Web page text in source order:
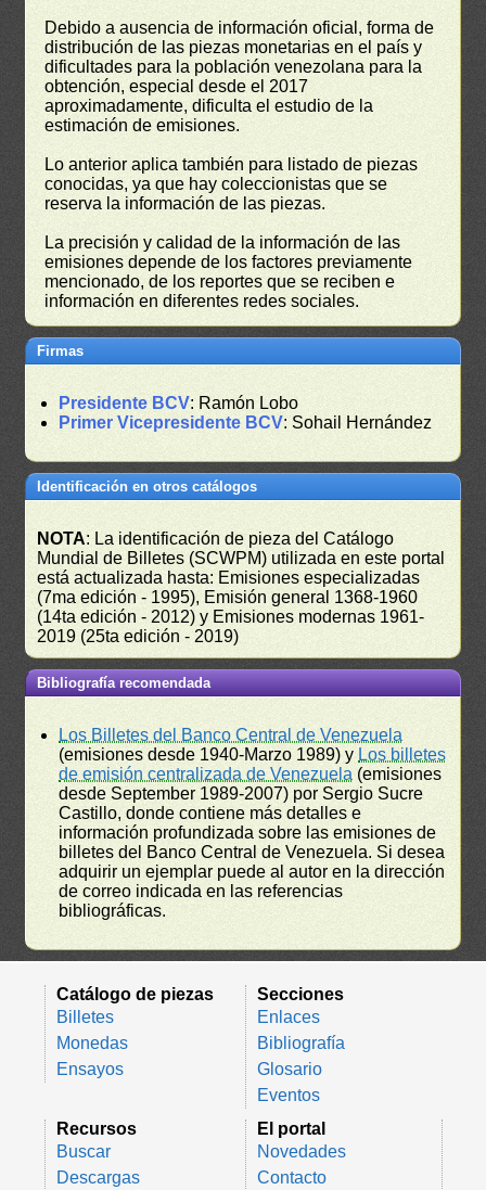
Debido a ausencia de información oficial, forma de
distribución de las piezas monetarias en el país y
dificultades para la población venezolana para la
obtención, especial desde el 2017
aproximadamente, dificulta el estudio de la
estimación de emisiones.
Lo anterior aplica también para listado de piezas
conocidas, ya que hay coleccionistas que se
reserva la información de las piezas.
La precisión y calidad de la información de las
emisiones depende de los factores previamente
mencionado, de los reportes que se reciben e
información en diferentes redes sociales.
Firmas
Presidente BCV: Ramón Lobo
Primer Vicepresidente BCV: Sohail Hernández
Identificación en otros catálogos
NOTA: La identificación de pieza del Catálogo
Mundial de Billetes (SCWPM) utilizada en este portal
está actualizada hasta: Emisiones especializadas
(7ma edición - 1995), Emisión general 1368-1960
(14ta edición - 2012) y Emisiones modernas 1961-
2019 (25ta edición - 2019)
Bibliografía recomendada
Los Billetes del Banco Central de Venezuela
(emisiones desde 1940-Marzo 1989) y Los billetes
de emisión centralizada de Venezuela (emisiones
desde September 1989-2007) por Sergio Sucre
Castillo, donde contiene más detalles e
información profundizada sobre las emisiones de
billetes del Banco Central de Venezuela. Si desea
adquirir un ejemplar puede al autor en la dirección
de correo indicada en las referencias
bibliográficas.
Catálogo de piezas
Billetes
Monedas
Ensayos
Secciones
Enlaces
Bibliografía
Glosario
Eventos
Recursos
Buscar
Descargas
El portal
Novedades
Contacto